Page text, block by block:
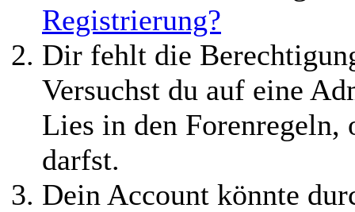
Registrierung?
Dir fehlt die
Versuchst du auf eine
Lies in den Forenregeln,
darfst.
Dein Account könnte